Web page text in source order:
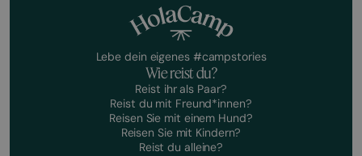
Lebe dein eigenes #campstories
Wie reist du?
Reist ihr als Paar?
Reist du mit Freund*innen?
Reisen Sie mit einem Hund?
Reisen Sie mit Kindern?
Reist du alleine?